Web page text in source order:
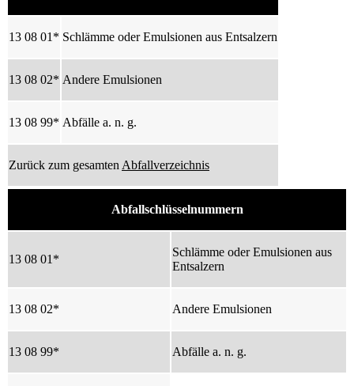
13 08 01* Schlämme oder Emulsionen aus Entsalzern
13 08 02* Andere Emulsionen
13 08 99* Abfälle a. n. g.
Zurück zum gesamten Abfallverzeichnis
Abfallschlüsselnummern
13 08 01*
Schlämme oder Emulsionen aus
Entsalzern
13 08 02* Andere Emulsionen
13 08 99* Abfälle a. n. g.